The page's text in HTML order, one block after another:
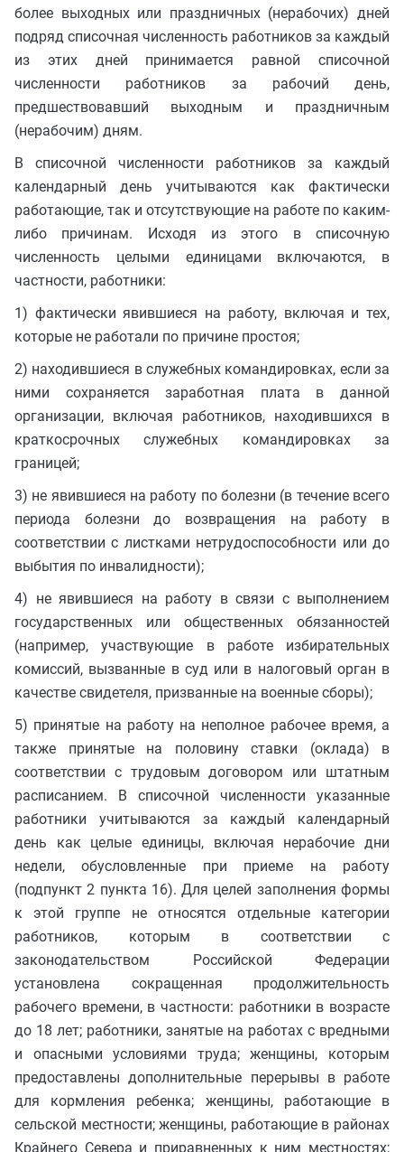
более выходных или праздничных (нерабочих) дней
подряд списочная численность работников за каждый
из этих дней принимается равной списочной
численности работников за рабочий день,
предшествовавший выходным и праздничным
(нерабочим) дням.
В списочной численности работников за каждый
календарный день учитываются как фактически
работающие, так и отсутствующие на работе по каким-
либо причинам. Исходя из этого в списочную
численность целыми единицами включаются, в
частности, работники:
1) фактически явившиеся на работу, включая и тех,
которые не работали по причине простоя;
2) находившиеся в служебных командировках, если за
ними сохраняется заработная плата в данной
организации, включая работников, находившихся в
краткосрочных служебных командировках за
границей;
3) не явившиеся на работу по болезни (в течение всего
периода болезни до возвращения на работу в
соответствии с листками нетрудоспособности или до
выбытия по инвалидности);
4) не явившиеся на работу в связи с выполнением
государственных или общественных обязанностей
(например, участвующие в работе избирательных
комиссий, вызванные в суд или в налоговый орган в
качестве свидетеля, призванные на военные сборы);
5) принятые на работу на неполное рабочее время, а
также принятые на половину ставки (оклада) в
соответствии с трудовым договором или штатным
расписанием. В списочной численности указанные
работники учитываются за каждый календарный
день как целые единицы, включая нерабочие дни
недели, обусловленные при приеме на работу
(подпункт 2 пункта 16). Для целей заполнения формы
к этой группе не относятся отдельные категории
работников, которым в соответствии с
законодательством Российской Федерации
установлена сокращенная продолжительность
рабочего времени, в частности: работники в возрасте
до 18 лет; работники, занятые на работах с вредными
и опасными условиями труда; женщины, которым
предоставлены дополнительные перерывы в работе
для кормления ребенка; женщины, работающие в
сельской местности; женщины, работающие в районах
Крайнего Севера и приравненных к ним местностях;